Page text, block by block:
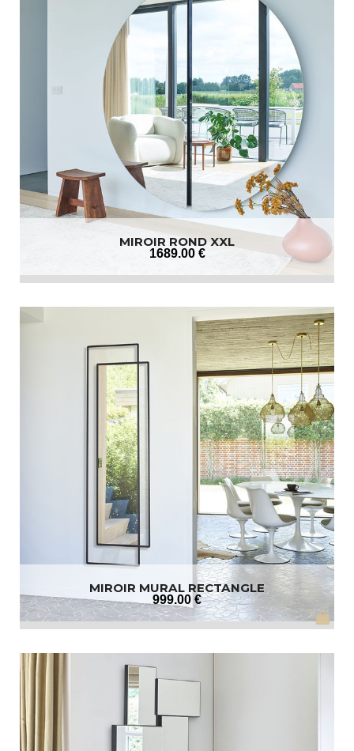
MIROIR ROND XXL
1689.00 €
MIROIR MURAL RECTANGLE
999.00 €